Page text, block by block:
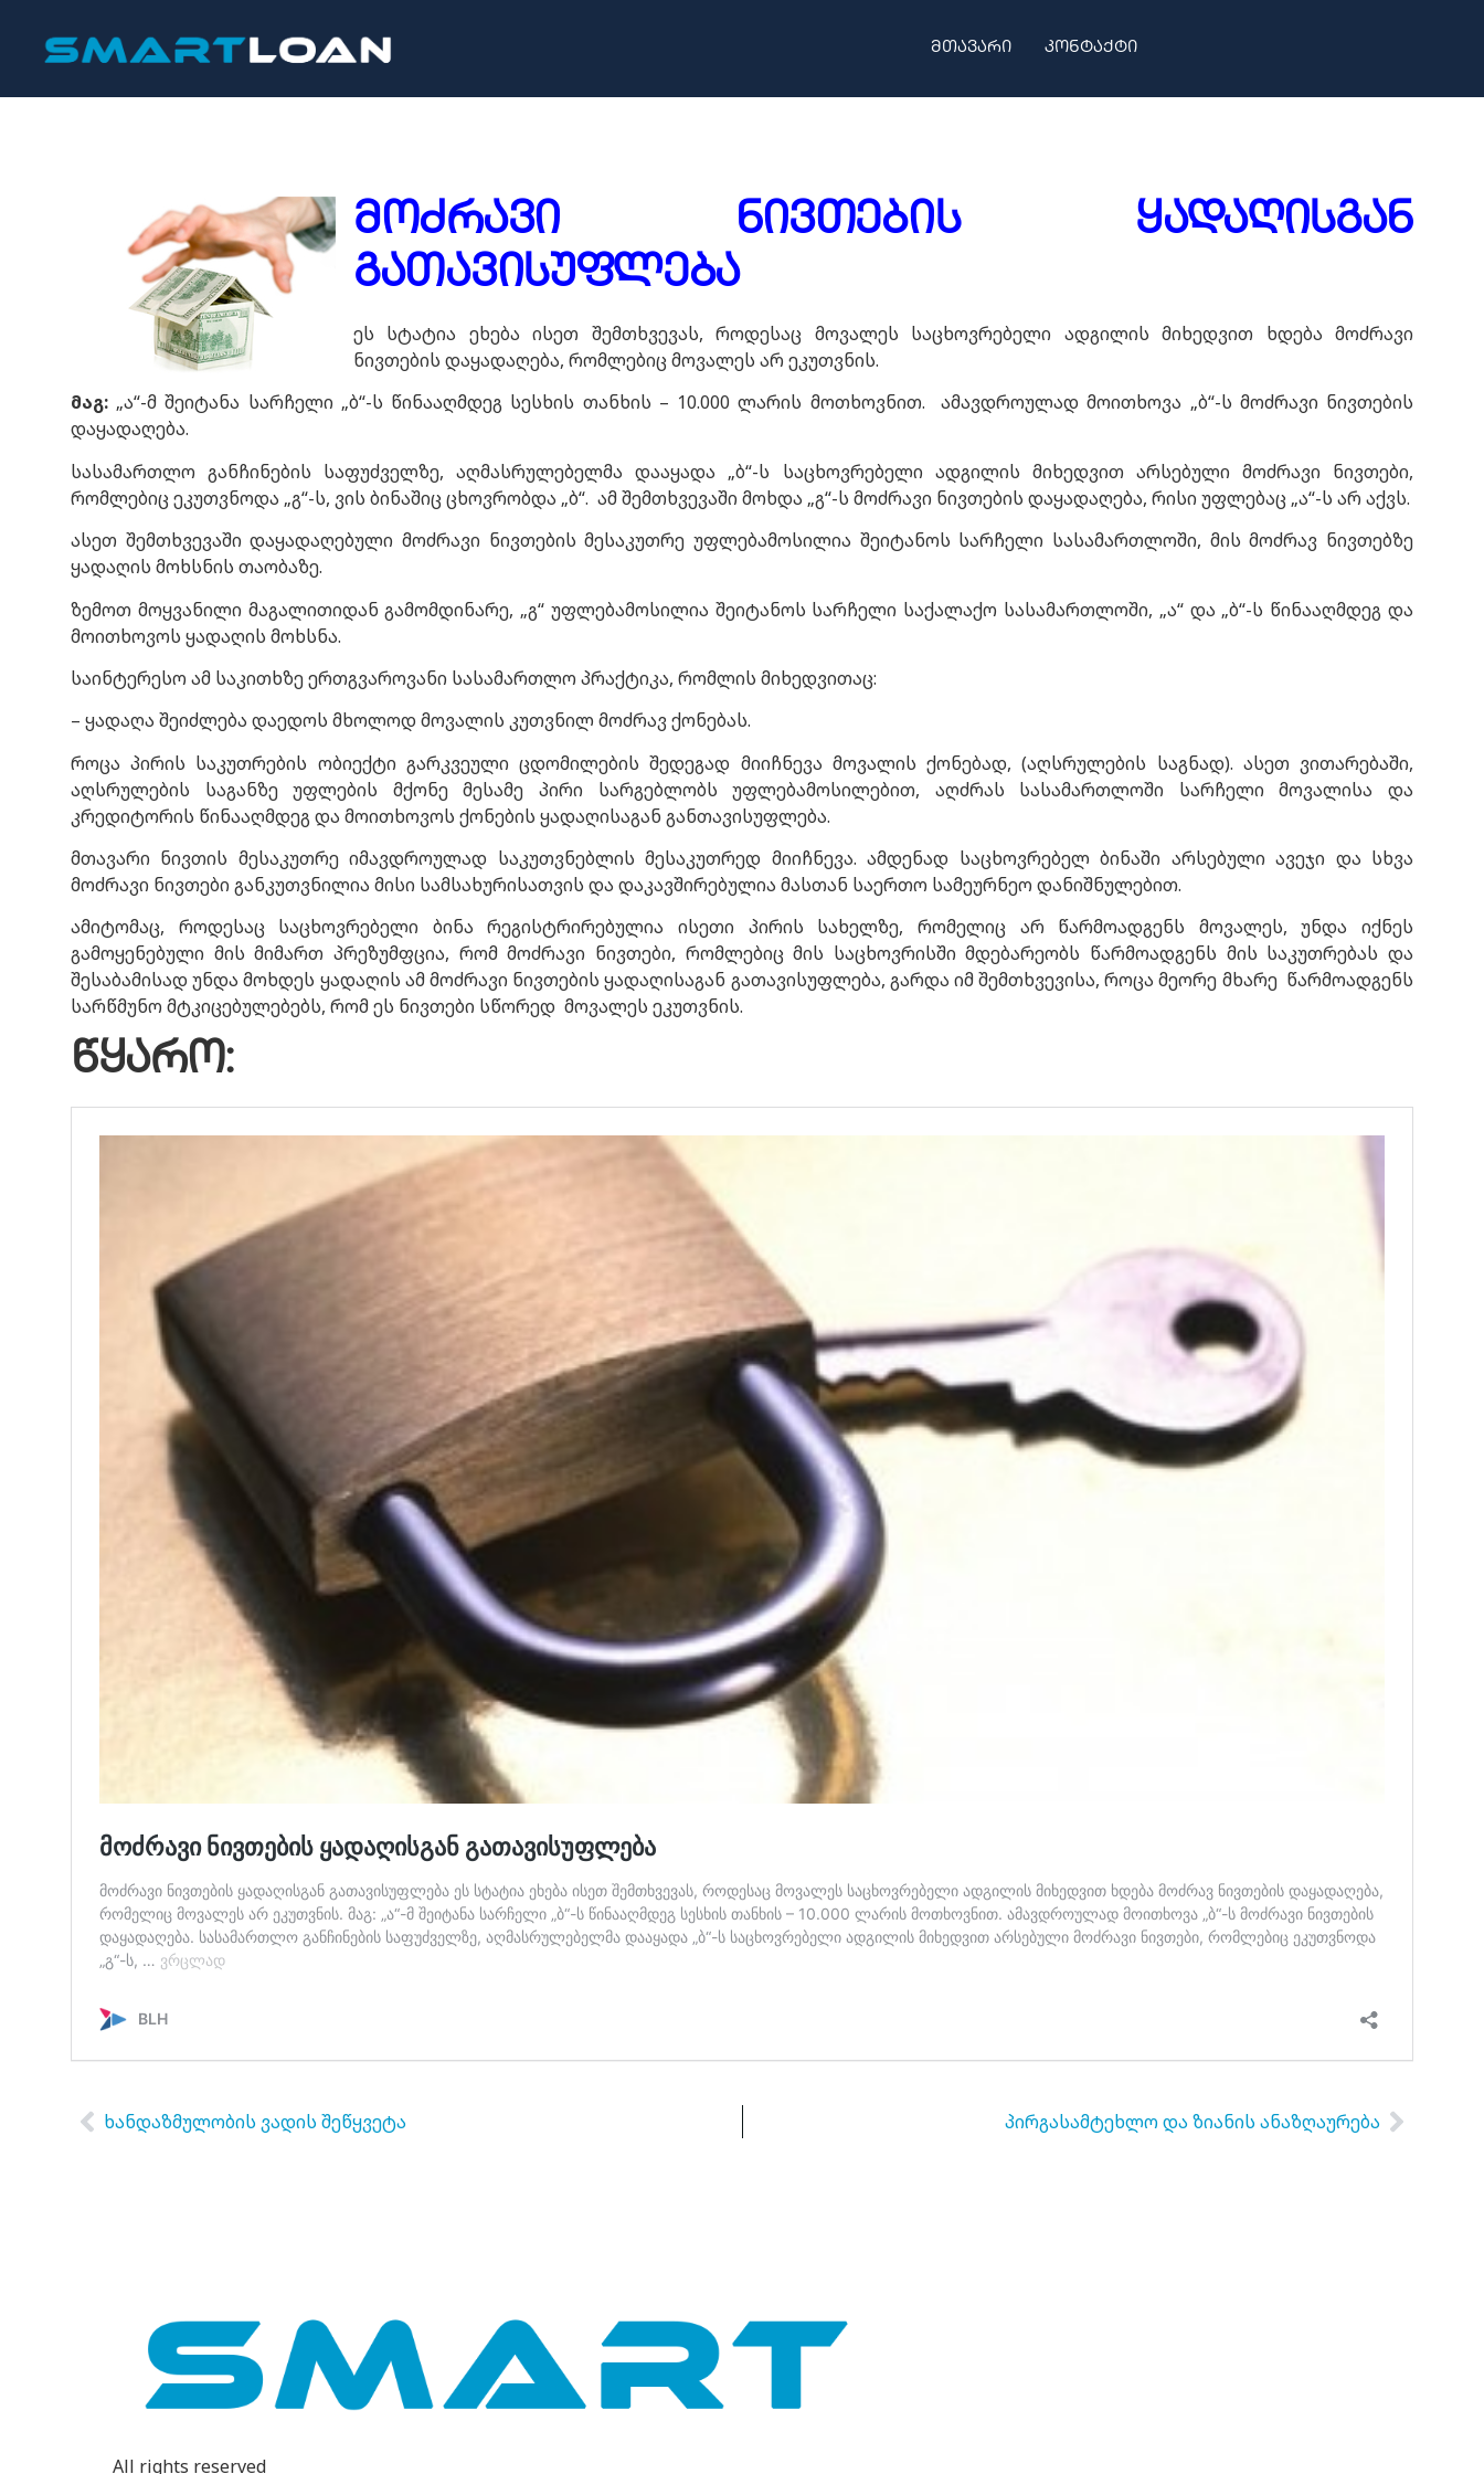
მთავარი კონტაქტი
მოძრავი ნივთების
ყადაღისგან
გათავისუფლება
ეს სტატია ეხება ისეთ შემთხვევას, როდესაც მოვალეს საცხოვრებელი ადგილის მიხედვით ხდება მოძრავი
ნივთების დაყადაღება, რომლებიც მოვალეს არ ეკუთვნის.
მაგ: „ა“-მ შეიტანა სარჩელი „ბ“-ს წინააღმდეგ სესხის თანხის – 10.000 ლარის მოთხოვნით. ამავდროულად მოითხოვა „ბ“-ს მოძრავი ნივთების
დაყადაღება.
სასამართლო განჩინების საფუძველზე, აღმასრულებელმა დააყადა „ბ“-ს საცხოვრებელი ადგილის მიხედვით არსებული მოძრავი ნივთები,
რომლებიც ეკუთვნოდა „გ“-ს, ვის ბინაშიც ცხოვრობდა „ბ“. ამ შემთხვევაში მოხდა „გ“-ს მოძრავი ნივთების დაყადაღება, რისი უფლებაც „ა“-ს არ აქვს.
ასეთ შემთხვევაში დაყადაღებული მოძრავი ნივთების მესაკუთრე უფლებამოსილია შეიტანოს სარჩელი სასამართლოში, მის მოძრავ ნივთებზე
ყადაღის მოხსნის თაობაზე.
ზემოთ მოყვანილი მაგალითიდან გამომდინარე, „გ“ უფლებამოსილია შეიტანოს სარჩელი საქალაქო სასამართლოში, „ა“ და „ბ“-ს წინააღმდეგ და
მოითხოვოს ყადაღის მოხსნა.
საინტერესო ამ საკითხზე ერთგვაროვანი სასამართლო პრაქტიკა, რომლის მიხედვითაც:
– ყადაღა შეიძლება დაედოს მხოლოდ მოვალის კუთვნილ მოძრავ ქონებას.
როცა პირის საკუთრების ობიექტი გარკვეული ცდომილების შედეგად მიიჩნევა მოვალის ქონებად, (აღსრულების საგნად). ასეთ ვითარებაში,
აღსრულების საგანზე უფლების მქონე მესამე პირი სარგებლობს უფლებამოსილებით, აღძრას სასამართლოში სარჩელი მოვალისა და
კრედიტორის წინააღმდეგ და მოითხოვოს ქონების ყადაღისაგან განთავისუფლება.
მთავარი ნივთის მესაკუთრე იმავდროულად საკუთვნებლის მესაკუთრედ მიიჩნევა. ამდენად საცხოვრებელ ბინაში არსებული ავეჯი და სხვა
მოძრავი ნივთები განკუთვნილია მისი სამსახურისათვის და დაკავშირებულია მასთან საერთო სამეურნეო დანიშნულებით.
ამიტომაც, როდესაც საცხოვრებელი ბინა რეგისტრირებულია ისეთი პირის სახელზე, რომელიც არ წარმოადგენს მოვალეს, უნდა იქნეს
გამოყენებული მის მიმართ პრეზუმფცია, რომ მოძრავი ნივთები, რომლებიც მის საცხოვრისში მდებარეობს წარმოადგენს მის საკუთრებას და
შესაბამისად უნდა მოხდეს ყადაღის ამ მოძრავი ნივთების ყადაღისაგან გათავისუფლება, გარდა იმ შემთხვევისა, როცა მეორე მხარე წარმოადგენს
სარწმუნო მტკიცებულებებს, რომ ეს ნივთები სწორედ მოვალეს ეკუთვნის.
წყარო:
ხანდაზმულობის ვადის შეწყვეტა პირგასამტეხლო და ზიანის ანაზღაურება
All rights reserved